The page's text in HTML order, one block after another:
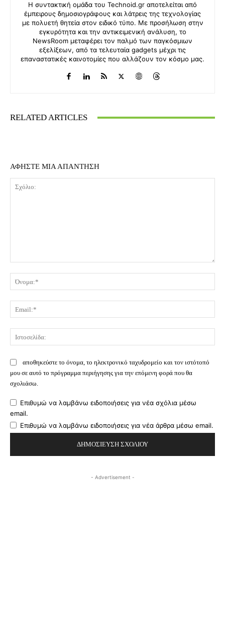
Η συντακτική ομάδα του Technoid.gr αποτελείται από
έμπειρους δημοσιογράφους και λάτρεις της τεχνολογίας
με πολυετή θητεία στον ειδικό τύπο. Με προσήλωση στην
εγκυρότητα και την αντικειμενική ανάλυση, το
NewsRoom μεταφέρει τον παλμό των παγκόσμιων
εξελίξεων, από τα τελευταία gadgets μέχρι τις
επαναστατικές καινοτομίες που αλλάζουν τον κόσμο μας.
RELATED ARTICLES
ΑΦΗΣΤΕ ΜΙΑ ΑΠΑΝΤΗΣΗ
αποθηκεύστε το όνομα, το ηλεκτρονικό ταχυδρομείο και τον ιστότοπό
μου σε αυτό το πρόγραμμα περιήγησης για την επόμενη φορά που θα
σχολιάσω.
Επιθυμώ να λαμβάνω ειδοποιήσεις για νέα σχόλια μέσω
email.
Επιθυμώ να λαμβάνω ειδοποιήσεις για νέα άρθρα μέσω email.
- Advertisement -